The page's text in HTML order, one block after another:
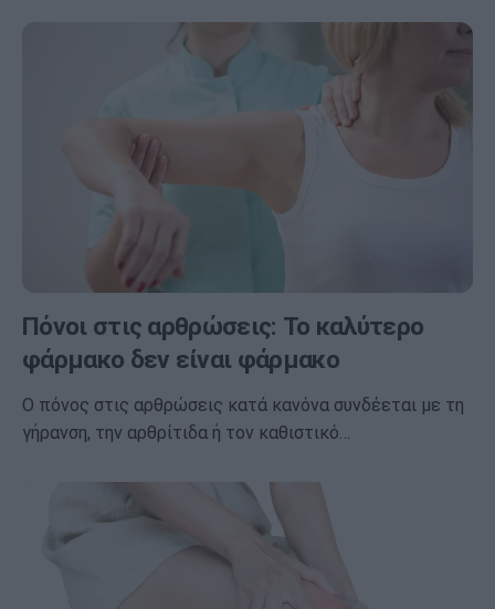
Πόνοι στις αρθρώσεις: Το καλύτερο
φάρμακο δεν είναι φάρμακο
Ο πόνος στις αρθρώσεις κατά κανόνα συνδέεται με τη
γήρανση, την αρθρίτιδα ή τον καθιστικό…